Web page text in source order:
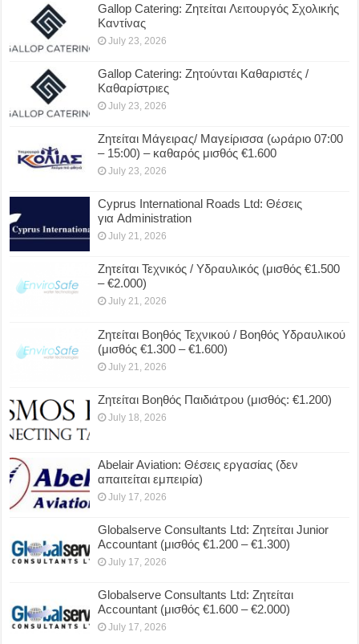
Gallop Catering: Ζητείται Λειτουργός Σχολικής
Καντίνας
July 23, 2026
Gallop Catering: Ζητούνται Καθαριστές /
Καθαρίστριες
July 23, 2026
Ζητείται Μάγειρας/ Μαγείρισσα (ωράριο 07:00
– 15:00) – καθαρός μισθός €1.600
July 23, 2026
Cyprus International Roads Ltd: Θέσεις
για Administration
July 21, 2026
Ζητείται Τεχνικός / Υδραυλικός (μισθός €1.500
– €2.000)
July 21, 2026
Ζητείται Βοηθός Τεχνικού / Βοηθός Υδραυλικού
(μισθός €1.300 – €1.600)
July 21, 2026
Ζητείται Βοηθός Παιδιάτρου (μισθός: €1.200)
July 18, 2026
Abelair Aviation: Θέσεις εργασίας (δεν
απαιτείται εμπειρία)
July 17, 2026
Globalserve Consultants Ltd: Ζητείται Junior
Accountant (μισθός €1.200 – €1.300)
July 17, 2026
Globalserve Consultants Ltd: Ζητείται
Accountant (μισθός €1.600 – €2.000)
July 17, 2026